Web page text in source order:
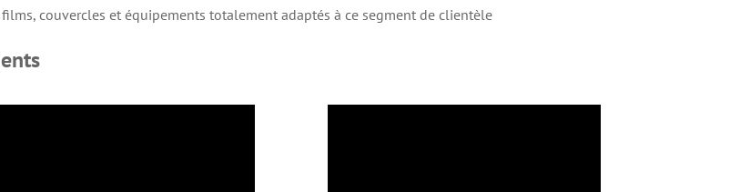
couvercles et équipements totalement adaptés à ce segment de clientèle